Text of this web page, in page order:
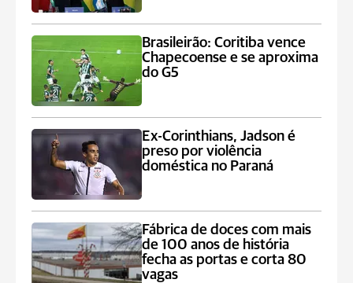
Brasileirão: Coritiba vence
Chapecoense e se aproxima
do G5
Ex-Corinthians, Jadson é
preso por violência
doméstica no Paraná
Fábrica de doces com mais
de 100 anos de história
fecha as portas e corta 80
vagas